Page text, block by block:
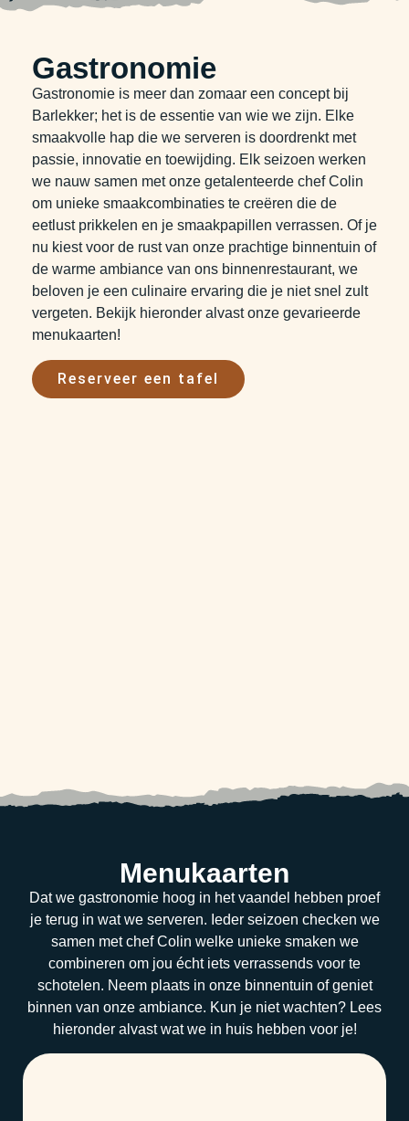
Gastronomie
Gastronomie is meer dan zomaar een concept bij
Barlekker; het is de essentie van wie we zijn. Elke
smaakvolle hap die we serveren is doordrenkt met
passie, innovatie en toewijding. Elk seizoen werken
we nauw samen met onze getalenteerde chef Colin
om unieke smaakcombinaties te creëren die de
eetlust prikkelen en je smaakpapillen verrassen. Of je
nu kiest voor de rust van onze prachtige binnentuin of
de warme ambiance van ons binnenrestaurant, we
beloven je een culinaire ervaring die je niet snel zult
vergeten. Bekijk hieronder alvast onze gevarieerde
menukaarten!
Reserveer een tafel
Menukaarten
Dat we gastronomie hoog in het vaandel hebben proef
je terug in wat we serveren. Ieder seizoen checken we
samen met chef Colin welke unieke smaken we
combineren om jou écht iets verrassends voor te
schotelen. Neem plaats in onze binnentuin of geniet
binnen van onze ambiance. Kun je niet wachten? Lees
hieronder alvast wat we in huis hebben voor je!